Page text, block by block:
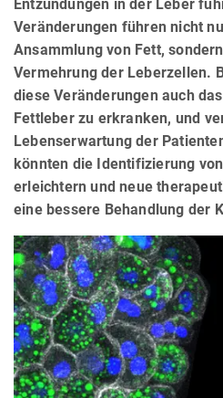
Entzündungen in der Leber
Veränderungen führen nicht
Ansammlung von Fett,
Vermehrung der Leberzellen.
diese Veränderungen auch
Fettleber zu erkranken, und
Lebenserwartung der
könnten die Identifizierung
erleichtern und neue
eine bessere Behandlung der